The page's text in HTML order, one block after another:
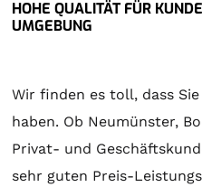
HOHE QUALITÄT FÜR
UMGEBUNG
Wir finden es toll, dass
haben. Ob Neumünster,
Privat- und
sehr guten Preis-